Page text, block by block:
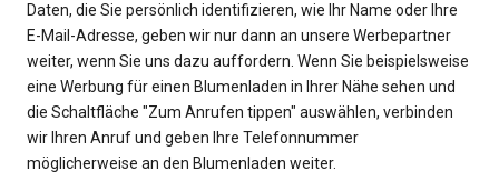
Daten, die Sie persönlich identifizieren, wie Ihr Name oder Ihre
E-Mail-Adresse, geben wir nur dann an unsere Werbepartner
weiter, wenn Sie uns dazu auffordern. Wenn Sie beispielsweise
eine Werbung für einen Blumenladen in Ihrer Nähe sehen und
die Schaltfläche "Zum Anrufen tippen" auswählen, verbinden
wir Ihren Anruf und geben Ihre Telefonnummer
möglicherweise an den Blumenladen weiter.